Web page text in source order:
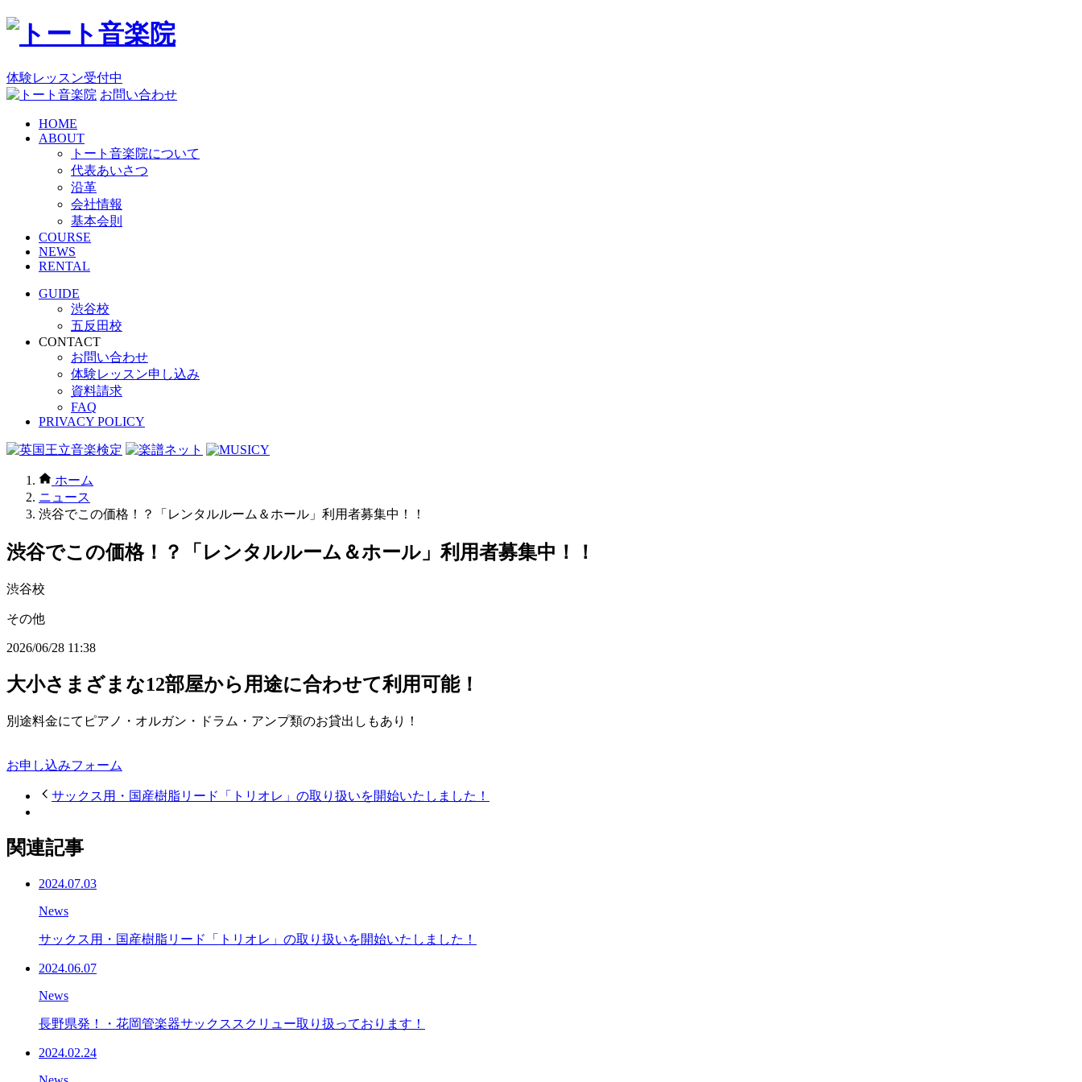
コ
ン
ツ
体験レッスン受付中
お問い合わせ
HOME
ABOUT
トート音楽院について
代表あいさつ
沿革
会社情報
基本会則
COURSE
NEWS
RENTAL
GUIDE
渋谷校
五反田校
CONTACT
お問い合わせ
体験レッスン申し込み
資料請求
FAQ
PRIVACY POLICY
ホーム
ニュース
渋谷でこの価格！？「レンタルルーム＆ホール」利用者募集中！！
渋谷でこの価格！？「レンタルルーム＆ホール」利用者募集中！！
渋谷校
その他
2026/06/28 11:38
大小さまざまな12部屋から用途に合わせて利用可能！
別途料金にてピアノ・オルガン・ドラム・アンプ類のお貸出しもあり！
お申し込みフォーム
サックス用・国産樹脂リード「トリオレ」の取り扱いを開始いたしました！
関連記事
2024.07.03
News
サックス用・国産樹脂リード「トリオレ」の取り扱いを開始いたしました！
2024.06.07
News
長野県発！・花岡管楽器サックススクリュー取り扱っております！
2024.02.24